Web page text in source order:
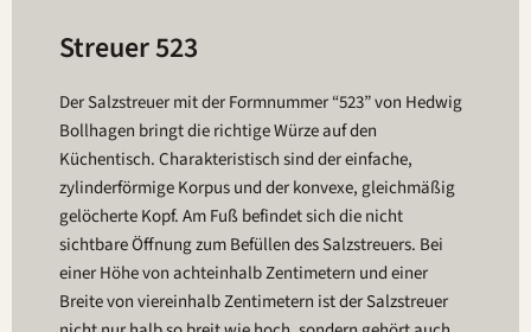
Streuer 523
Der Salzstreuer mit der Formnummer “523” von Hedwig
Bollhagen bringt die richtige Würze auf den
Küchentisch. Charakteristisch sind der einfache,
zylinderförmige Korpus und der konvexe, gleichmäßig
gelöcherte Kopf. Am Fuß befindet sich die nicht
sichtbare Öffnung zum Befüllen des Salzstreuers. Bei
einer Höhe von achteinhalb Zentimetern und einer
Breite von viereinhalb Zentimetern ist der Salzstreuer